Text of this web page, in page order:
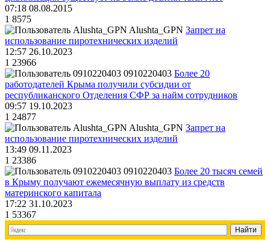
07:18 08.08.2015
1 8575
Alushta_GPN Запрет на
использование пиротехнических изделий
12:57 26.10.2023
1 23966
0910220403 Более 20
работодателей Крыма получили субсидии от
республиканского Отделения СФР за найм сотрудников
09:57 19.10.2023
1 24877
Alushta_GPN Запрет на
использование пиротехнических изделий
13:49 09.11.2023
1 23386
0910220403 Более 20 тысяч семей
в Крыму получают ежемесячную выплату из средств
материнского капитала
17:22 31.10.2023
1 53367